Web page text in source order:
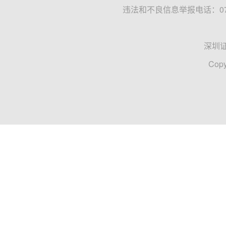
违法和不良信息举报电话：
深圳